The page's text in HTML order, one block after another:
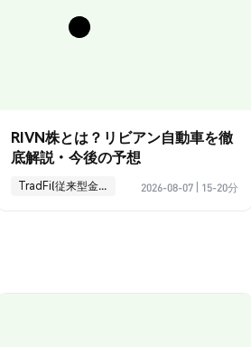
RIVN株とは？リビアン自動車を徹
底解説・今後の予想
TradFi(従来型金融) 2026-08-07 15-20分